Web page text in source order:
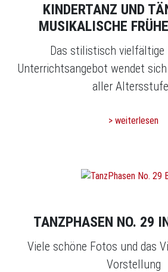
KINDERTANZ UND
MUSIKALISCHE
Das stilistisch vielfältige
Unterrichtsangebot wendet
aller
> weiterlesen
TANZPHASEN NO. 29
Viele schöne Fotos und das
Vorstellung